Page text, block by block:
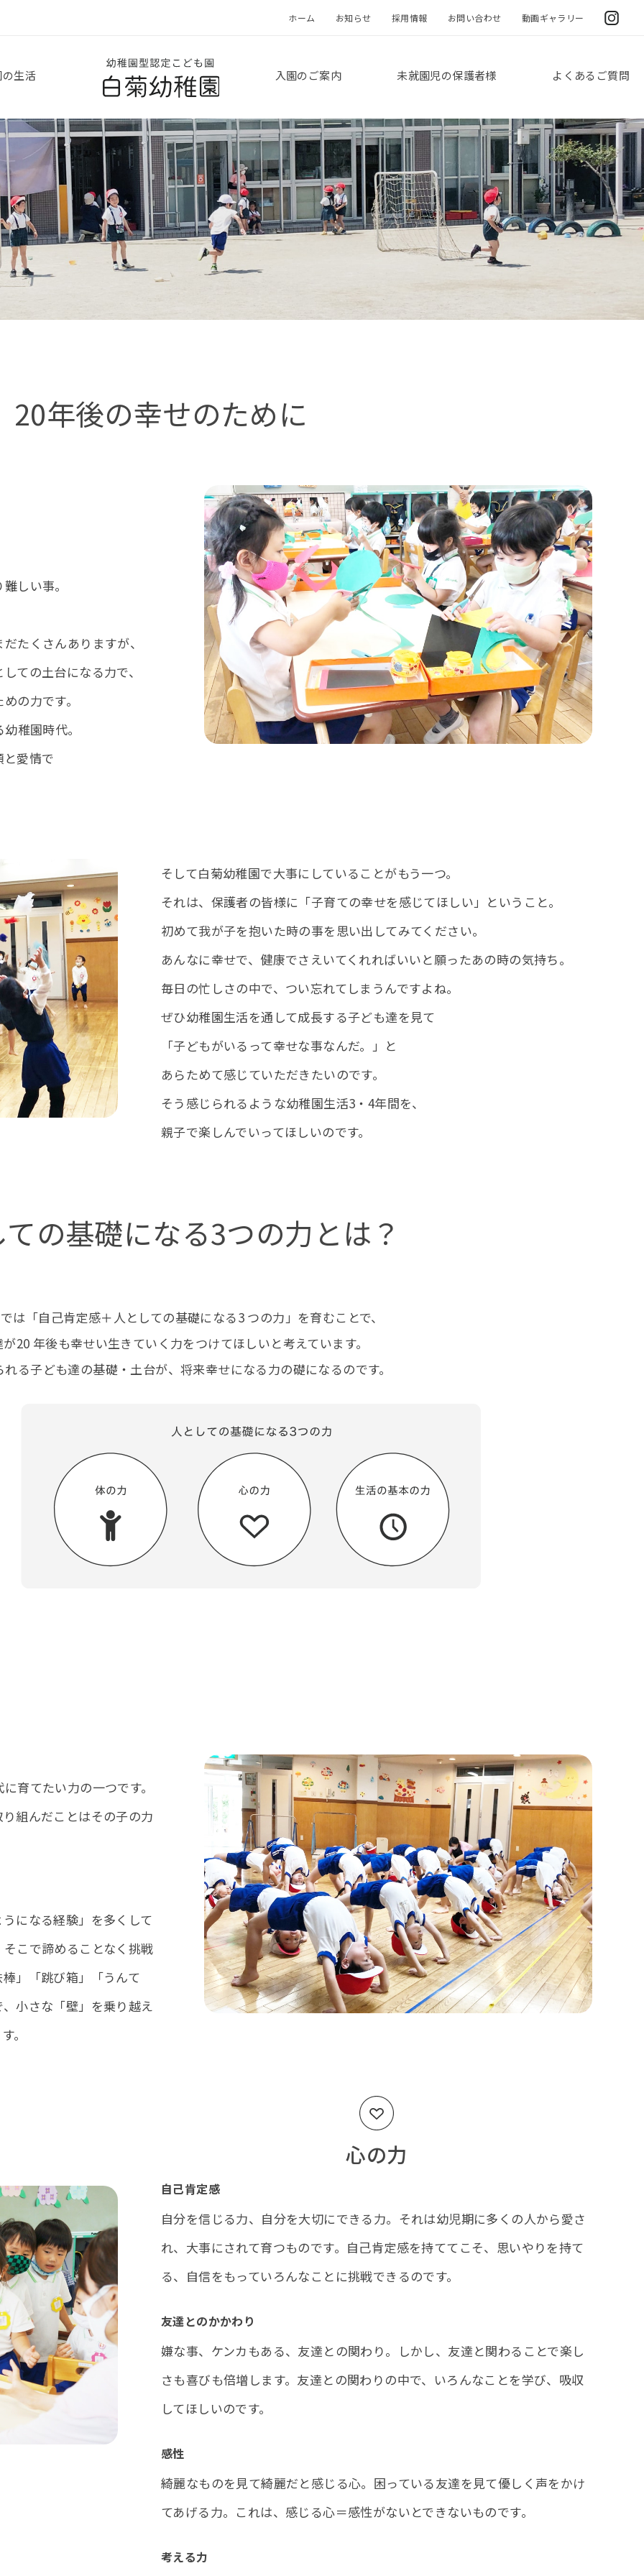
ホーム お知らせ 採用情報 お問い合わせ 動画ギャラリー
生活 入園のご案内 未就園児の保護者様 よくあるご質問
20年後の幸せのために
しい事。
たくさんありますが、
ての土台になる力で、
の力です。
稚園時代。
愛情で
そして白菊幼稚園で大事にしていることがもう一つ。
それは、保護者の皆様に「子育ての幸せを感じてほしい」ということ。
初めて我が子を抱いた時の事を思い出してみてください。
あんなに幸せで、健康でさえいてくれればいいと願ったあの時の気持ち。
毎日の忙しさの中で、つい忘れてしまうんですよね。
ぜひ幼稚園生活を通して成長する子ども達を見て
「子どもがいるって幸せな事なんだ。」と
あらためて感じていただきたいのです。
そう感じられるような幼稚園生活3・4年間を、
親子で楽しんでいってほしいのです。
の基礎になる3つの力とは？
は「自己肯定感＋人としての基礎になる3 つの力」を育むことで、
20 年後も幸せい生きていく力をつけてほしいと考えています。
る子ども達の基礎・土台が、将来幸せになる力の礎になるのです。
育てたい力の一つです。
組んだことはその子の力
になる経験」を多くして
こで諦めることなく挑戦
」「跳び箱」「うんて
小さな「壁」を乗り越え
。
心の力
自己肯定感
自分を信じる力、自分を大切にできる力。それは幼児期に多くの人から愛さ
れ、大事にされて育つものです。自己肯定感を持ててこそ、思いやりを持て
る、自信をもっていろんなことに挑戦できるのです。
友達とのかかわり
嫌な事、ケンカもある、友達との関わり。しかし、友達と関わることで楽し
さも喜びも倍増します。友達との関わりの中で、いろんなことを学び、吸収
してほしいのです。
感性
綺麗なものを見て綺麗だと感じる心。困っている友達を見て優しく声をかけ
てあげる力。これは、感じる心＝感性がないとできないものです。
考える力